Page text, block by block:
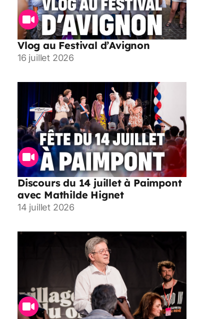
Vlog au Festival d’Avignon
16 juillet 2026
Discours du 14 juillet à Paimpont
avec Mathilde Hignet
14 juillet 2026